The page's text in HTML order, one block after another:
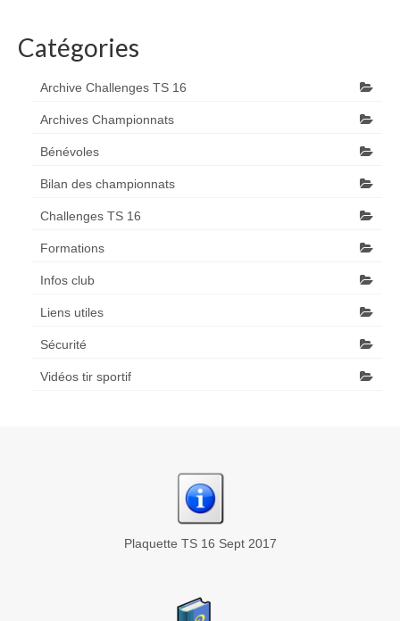
Catégories
Archive Challenges TS 16
Archives Championnats
Bénévoles
Bilan des championnats
Challenges TS 16
Formations
Infos club
Liens utiles
Sécurité
Vidéos tir sportif
Plaquette TS 16 Sept 2017